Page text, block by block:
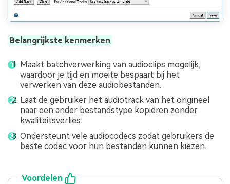
Belangrijkste kenmerken
Maakt batchverwerking van audioclips mogelijk,
waardoor je tijd en moeite bespaart bij het
verwerken van deze audiobestanden.
Laat de gebruiker het audiotrack van het origineel
naar een ander bestandstype kopiëren zonder
kwaliteitsverlies.
Ondersteunt vele audiocodecs zodat gebruikers de
beste codec voor hun bestanden kunnen kiezen.
Voordelen